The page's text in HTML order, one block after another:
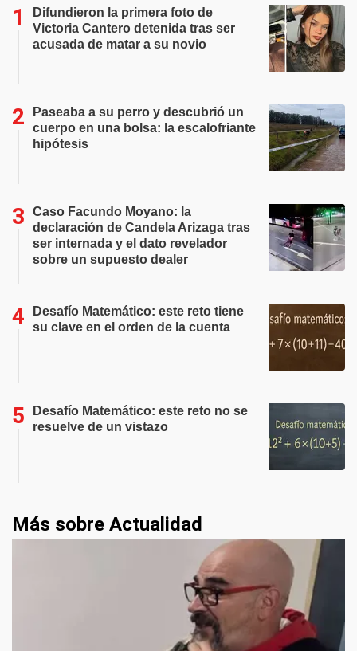
Difundieron la primera foto de
Victoria Cantero detenida tras ser
acusada de matar a su novio
Paseaba a su perro y descubrió un
cuerpo en una bolsa: la escalofriante
hipótesis
Caso Facundo Moyano: la
declaración de Candela Arizaga tras
ser internada y el dato revelador
sobre un supuesto dealer
Desafío Matemático: este reto tiene
su clave en el orden de la cuenta
Desafío Matemático: este reto no se
resuelve de un vistazo
Más sobre Actualidad